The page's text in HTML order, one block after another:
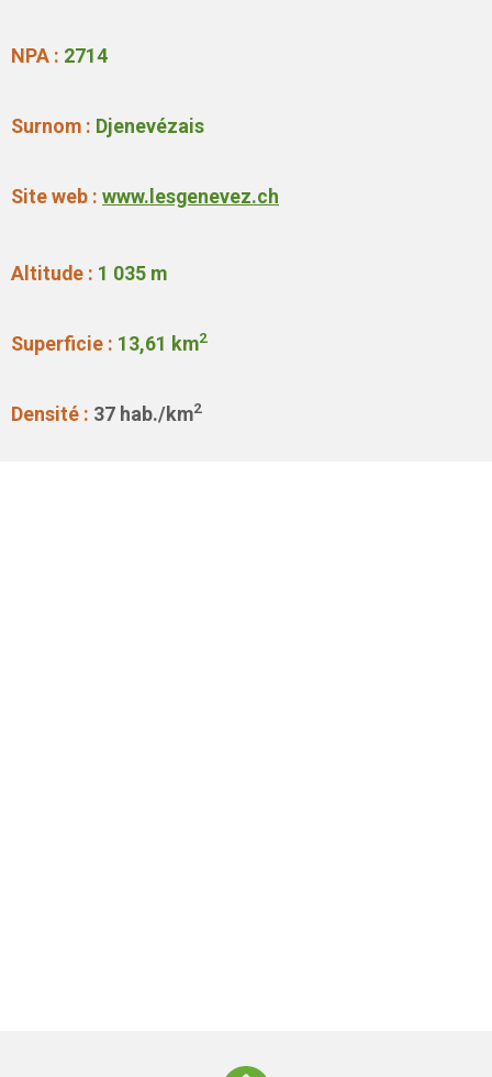
NPA : 2714
Surnom : Djenevézais
Site web : www.lesgenevez.ch
Altitude : 1 035 m
Superficie : 13,61 km2
Densité : 37 hab./km2